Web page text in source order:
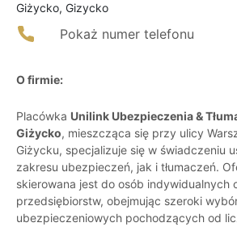
Giżycko, Gizycko
Pokaż numer telefonu
O firmie:
Placówka Unilink Ubezpieczenia &
Giżycko, mieszcząca się przy ulicy
Giżycku, specjalizuje się w świadczeniu
zakresu ubezpieczeń, jak i tłumaczeń.
skierowana jest do osób indywidualnych
przedsiębiorstw, obejmując szeroki
ubezpieczeniowych pochodzących od